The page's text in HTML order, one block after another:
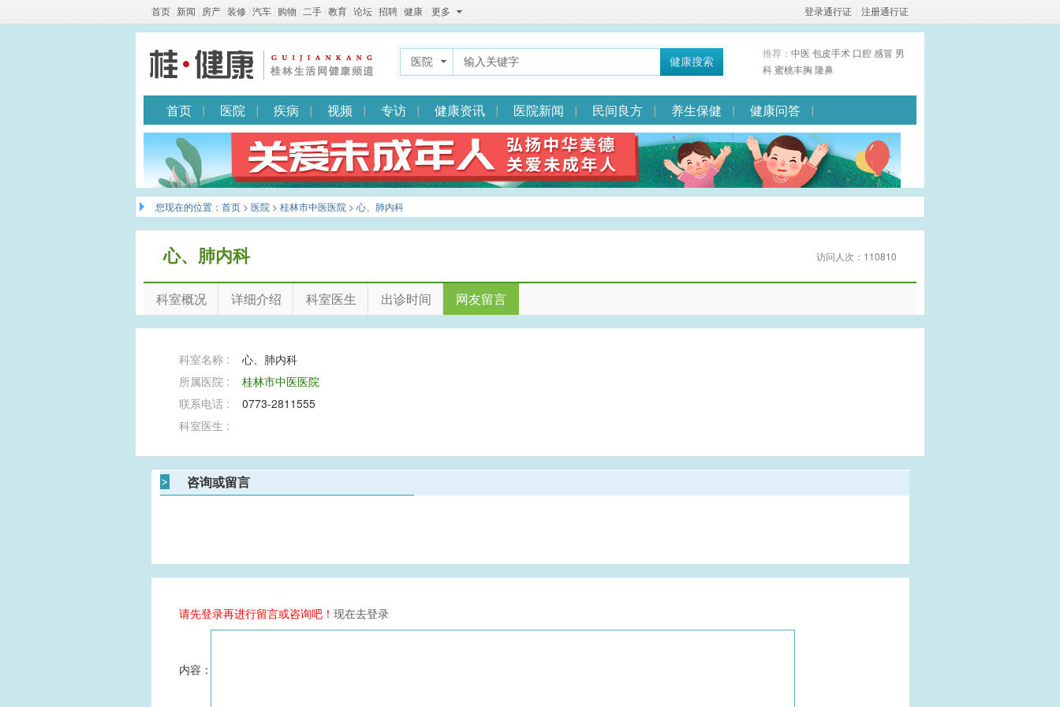
注册通行证
登录通行证
首页 新闻 房产 装修 汽车 购物 二手 教育 论坛 招聘 健康 更多
医院 健康搜索
推荐： 中医 包皮手术 口腔感冒 男
科蜜桃丰胸 隆鼻
首页 医院 疾病 视频 专访 健康资讯 医院新闻 民间良方 养生保健 健康问答
您现在的位置： 首页 > 医院 > 桂林市中医医院 > 心、肺内科
访问人次：110810
心、肺内科
科室概况 详细介绍 科室医生 出诊时间 网友留言
科室名称 :
心、肺内科
所属医院 :
桂林市中医医院
联系电话 :
0773-2811555
科室医生 :